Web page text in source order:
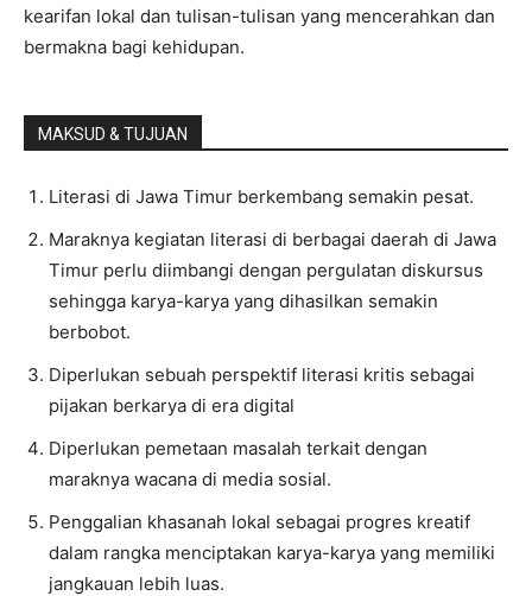
kearifan lokal dan tulisan-tulisan yang mencerahkan dan
bermakna bagi kehidupan.
MAKSUD & TUJUAN
Literasi di Jawa Timur berkembang semakin pesat.
Maraknya kegiatan literasi di berbagai daerah di Jawa
Timur perlu diimbangi dengan pergulatan diskursus
sehingga karya-karya yang dihasilkan semakin
berbobot.
Diperlukan sebuah perspektif literasi kritis sebagai
pijakan berkarya di era digital
Diperlukan pemetaan masalah terkait dengan
maraknya wacana di media sosial.
Penggalian khasanah lokal sebagai progres kreatif
dalam rangka menciptakan karya-karya yang memiliki
jangkauan lebih luas.